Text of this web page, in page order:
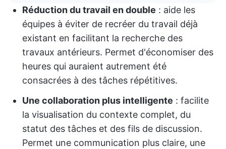
Réduction du travail en double : aide les
équipes à éviter de recréer du travail déjà
existant en facilitant la recherche des
travaux antérieurs. Permet d'économiser des
heures qui auraient autrement été
consacrées à des tâches répétitives.
Une collaboration plus intelligente : facilite
la visualisation du contexte complet, du
statut des tâches et des fils de discussion.
Permet une communication plus claire, une